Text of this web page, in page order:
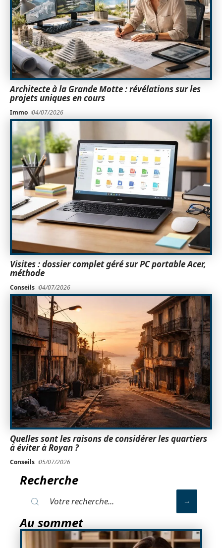
Architecte à la Grande Motte : révélations sur les
projets uniques en cours
Immo 04/07/2026
Visites : dossier complet géré sur PC portable Acer,
méthode
Conseils 04/07/2026
Quelles sont les raisons de considérer les quartiers
à éviter à Royan ?
Conseils 05/07/2026
Recherche
Au sommet